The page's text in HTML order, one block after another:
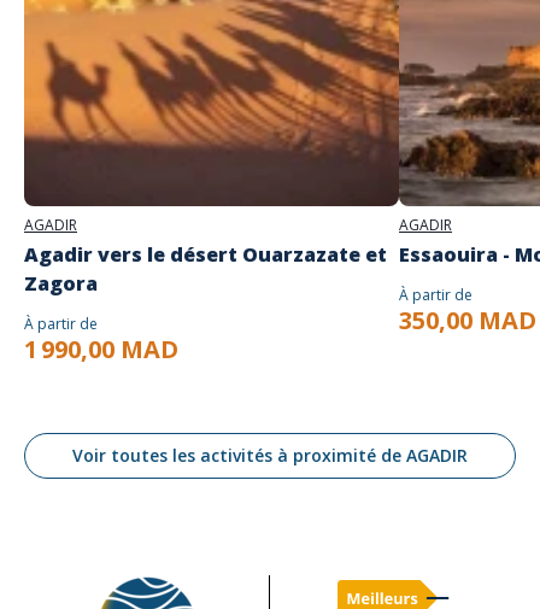
AGADIR
Agadir vers le désert Ouarzazate et
Zagora
À partir de
1 990,00 MAD
AGADIR
Essaouira -
À partir de
350,00 MAD
Voir toutes les activités à proximité de AGADIR